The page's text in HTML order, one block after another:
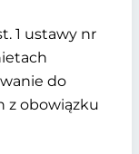
1 ustawy nr
do
z obowiązku